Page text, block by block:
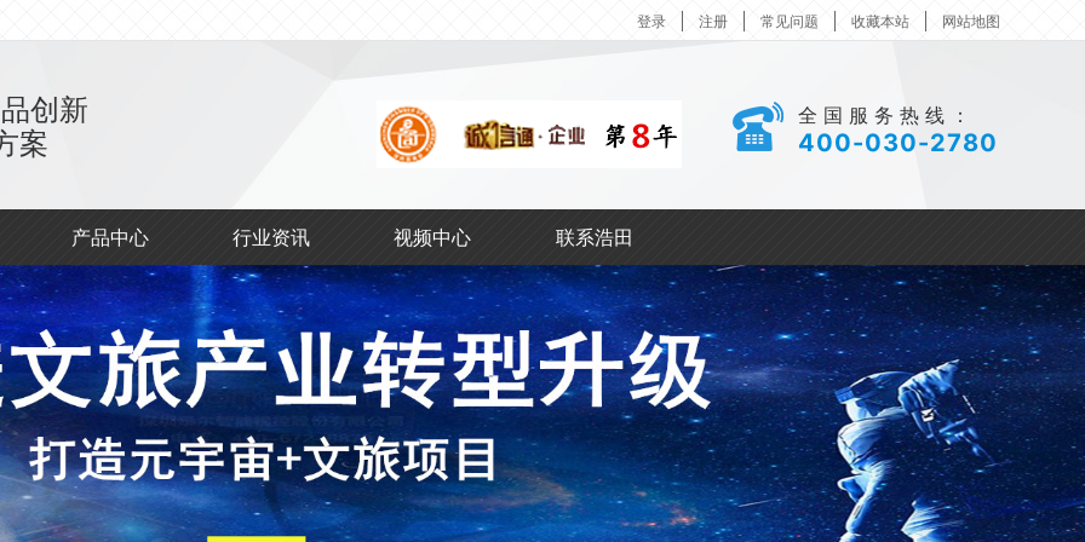
登录 注册 常见问题 收藏本站 网站地图
创新
案
全国服务热线：
400-030-2780
产品中心 行业资讯 视频中心 联系浩田